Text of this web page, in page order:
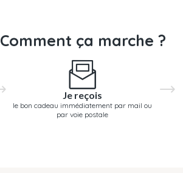
Comment ça marche ?
Je reçois
le bon cadeau immédiatement par mail ou
par voie postale